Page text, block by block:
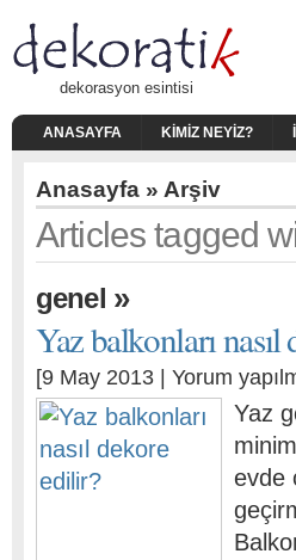
dekorasyon esintisi
ANASAYFA KIMIZ NEYIZ?
Anasayfa » Arşiv
Articles tagged
genel »
Yaz balkonları
[9 May 2013 | Yorum
Yaz
evde